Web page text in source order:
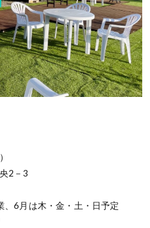
2－3
6月は木・金・土・日予定